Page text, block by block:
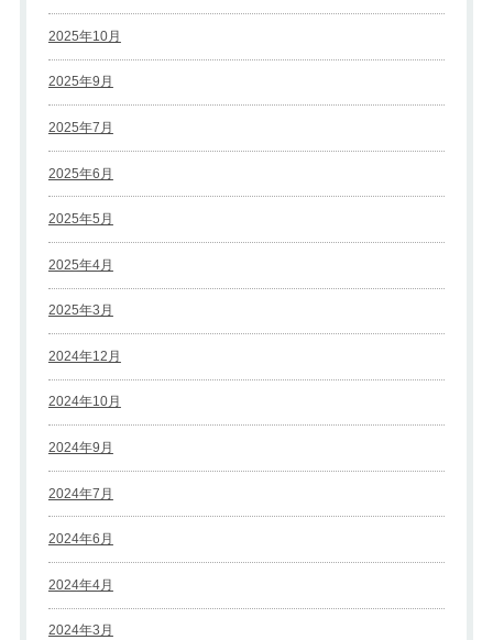
2025年10月
2025年9月
2025年7月
2025年6月
2025年5月
2025年4月
2025年3月
2024年12月
2024年10月
2024年9月
2024年7月
2024年6月
2024年4月
2024年3月